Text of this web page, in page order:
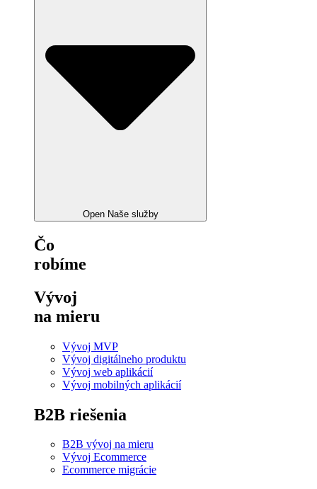
Open Naše služby
Čo
robíme
Vývoj
na mieru
Vývoj MVP
Vývoj digitálneho produktu
Vývoj web aplikácií
Vývoj mobilných aplikácií
B2B riešenia
B2B vývoj na mieru
Vývoj Ecommerce
Ecommerce migrácie